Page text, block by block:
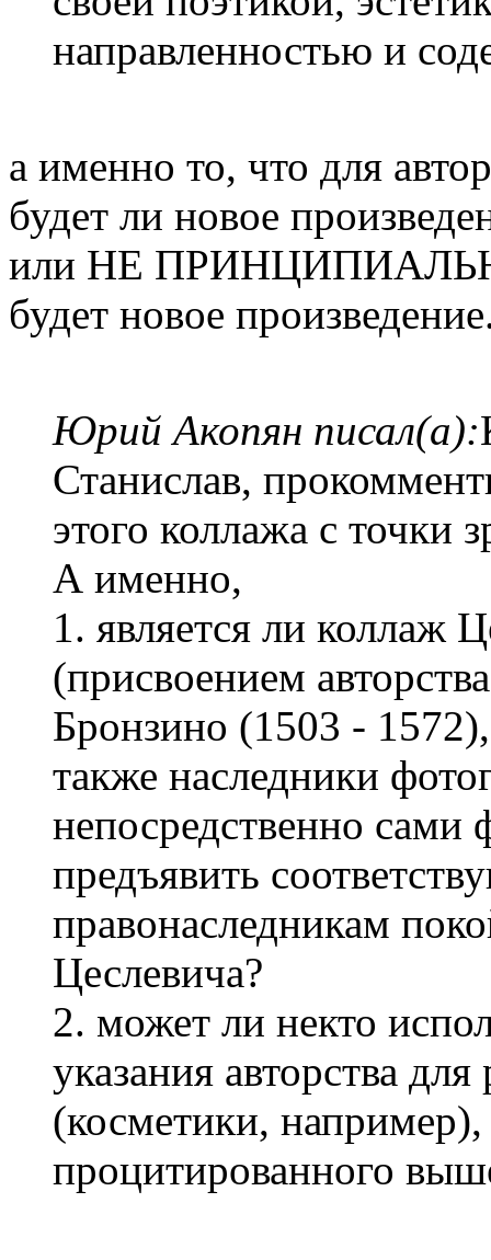
направленностью и
а именно то, что для
будет ли новое
или НЕ
будет новое
Юрий Акопян писал(а):
Станислав,
этого коллажа с точки
А именно,
1. является ли коллаж
(присвоением
Бронзино (1503 -
также наследники
непосредственно
предъявить
правонаследникам
Цеслевича?
2. может ли некто
указания авторства
(косметики,
процитированного